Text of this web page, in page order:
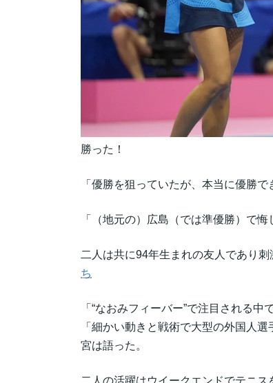
勝った！
「優勝を狙っていたが、本当に優勝
「（地元の）広島（では準優勝）で
二人は共に94年生まれの友人であり
ち
「“なおみフィーバー”で注目される
「細かい動きと戦術で大型の外国人
宮は語った。
二人の活躍はウイークエンドでテニ